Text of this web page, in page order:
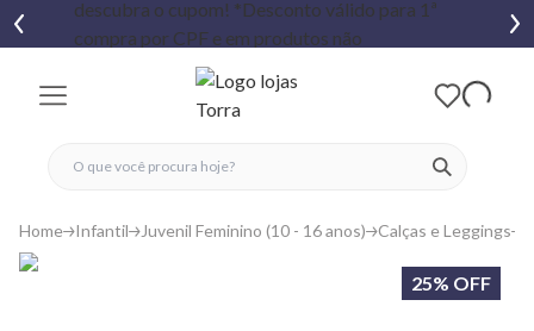
ver
fechar menu
fechar menu
favoritos
Home Infantil Juvenil Feminino (10 - 16 anos) Calças e Leggings
25% OFF